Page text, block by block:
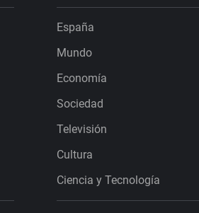
España
Mundo
Economía
Sociedad
Televisión
Cultura
Ciencia y Tecnología